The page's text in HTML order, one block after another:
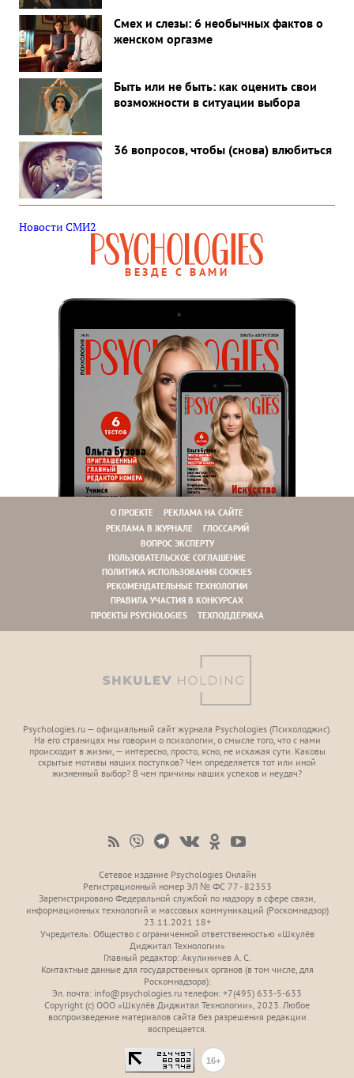
Смех и слезы: 6 необычных фактов о
женском оргазме
Быть или не быть: как оценить свои
возможности в ситуации выбора
36 вопросов, чтобы (снова) влюбиться
Новости СМИ2
ВЕЗДЕ С ВАМИ
О ПРОЕКТЕ
РЕКЛАМА НА САЙТЕ
РЕКЛАМА В ЖУРНАЛЕ
ГЛОССАРИЙ
ВОПРОС ЭКСПЕРТУ
ПОЛЬЗОВАТЕЛЬСКОЕ СОГЛАШЕНИЕ
ПОЛИТИКА ИСПОЛЬЗОВАНИЯ COOKIES
РЕКОМЕНДАТЕЛЬНЫЕ ТЕХНОЛОГИИ
ПРАВИЛА УЧАСТИЯ В КОНКУРСАХ
ПРОЕКТЫ PSYCHOLOGIES
ТЕХПОДДЕРЖКА
Psychologies.ru — официальный сайт журнала Psychologies (Психoлоджиc).
На его страницах мы говорим о психологии, о смысле того, что с нами
происходит в жизни, — интересно, просто, ясно, не искажая сути. Каковы
скрытые мотивы наших поступков? Чем определяется тот или иной
жизненный выбор? В чем причины наших успехов и неудач?
Сетевое издание Psychologies Онлайн
Регистрационный номер ЭЛ № ФС 77 - 82353
Зарегистрировано Федеральной службой по надзору в сфере связи,
информационных технологий и массовых коммуникаций (Роскомнадзор)
23.11.2021 18+
Учредитель: Общество с ограниченной ответственностью «Шкулёв
Диджитал Технологии»
Главный редактор: Акулиничев А. С.
Контактные данные для государственных органов (в том числе, для
Роскомнадзора):
Эл. почта: info@psychologies.ru телефон: +7(495) 633-5-633
Copyright (с) ООО «Шкулёв Диджитал Технологии», 2023. Любое
воспроизведение материалов сайта без разрешения редакции
воспрещается.
16+